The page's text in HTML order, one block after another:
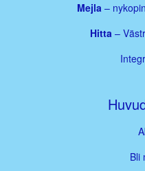
Mejla –
Hitta –
Bli